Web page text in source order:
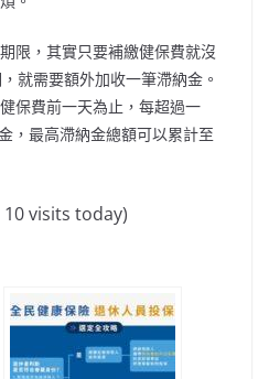
限，其實只要補繳健保費就沒
就需要額外加收一筆滯納金。
保費前一天為止，每超過一
，最高滯納金總額可以累計至
visits today)